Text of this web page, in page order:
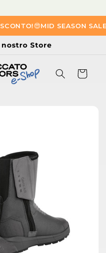
😎​MID SEASON SALE
Store
Carrello